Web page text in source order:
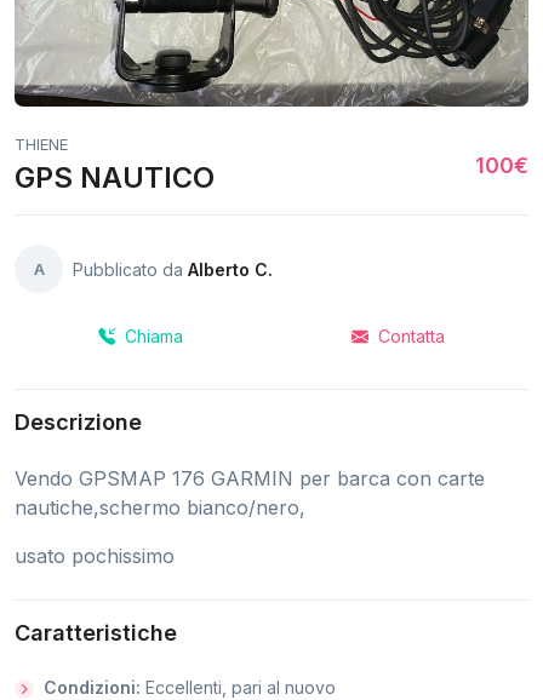
THIENE
GPS NAUTICO 100€
A Pubblicato da Alberto C.
Chiama Contatta
Descrizione
Vendo GPSMAP 176 GARMIN per barca con carte
nautiche,schermo bianco/nero,
usato pochissimo
Caratteristiche
Condizioni: Eccellenti, pari al nuovo